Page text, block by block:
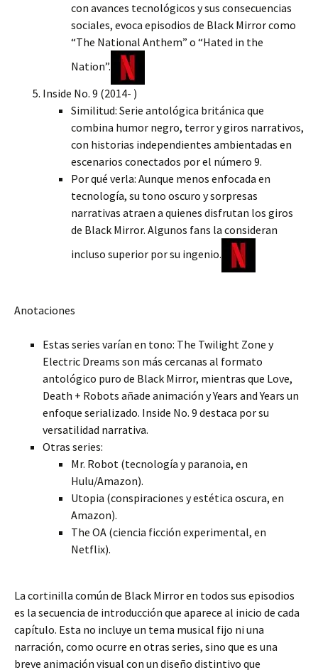
con avances tecnológicos y sus consecuencias
sociales, evoca episodios de Black Mirror como
“The National Anthem” o “Hated in the
Nation”.
Inside No. 9 (2014- )
Similitud: Serie antológica británica que
combina humor negro, terror y giros narrativos,
con historias independientes ambientadas en
escenarios conectados por el número 9.
Por qué verla: Aunque menos enfocada en
tecnología, su tono oscuro y sorpresas
narrativas atraen a quienes disfrutan los giros
de Black Mirror. Algunos fans la consideran
incluso superior por su ingenio.
Anotaciones
Estas series varían en tono: The Twilight Zone y
Electric Dreams son más cercanas al formato
antológico puro de Black Mirror, mientras que Love,
Death + Robots añade animación y Years and Years un
enfoque serializado. Inside No. 9 destaca por su
versatilidad narrativa.
Otras series:
Mr. Robot (tecnología y paranoia, en
Hulu/Amazon).
Utopia (conspiraciones y estética oscura, en
Amazon).
The OA (ciencia ficción experimental, en
Netflix).
La cortinilla común de Black Mirror en todos sus episodios
es la secuencia de introducción que aparece al inicio de cada
capítulo. Esta no incluye un tema musical fijo ni una
narración, como ocurre en otras series, sino que es una
breve animación visual con un diseño distintivo que